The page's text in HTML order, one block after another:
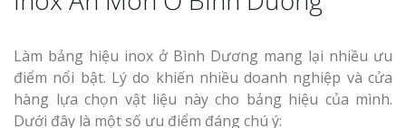
Làm bảng hiệu inox ở Bình Dương mang lại nhiều ưu
điểm nổi bật. Lý do khiến nhiều doanh nghiệp và cửa
hàng lựa chọn vật liệu này cho bảng hiệu của mình.
Dưới đây là một số ưu điểm đáng chú ý:
Làm Biển
Rẻ Tại Vinh Giải Pháp
Quả